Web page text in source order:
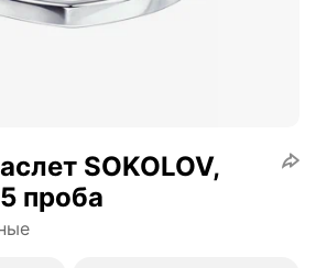
SOKOLOV,
проба